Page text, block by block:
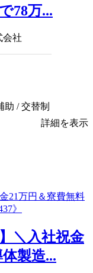
78万...
会社
助 / 交替制
詳細を表示
＼入社祝金
製造...